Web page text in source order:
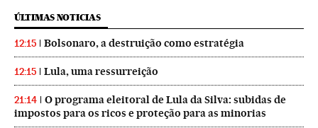
ÚLTIMAS NOTICIAS
12:15 Bolsonaro, a destruição como estratégia
12:15 Lula, uma ressurreição
21:14
O programa eleitoral de Lula da Silva: subidas de
impostos para os ricos e proteção para as minorias